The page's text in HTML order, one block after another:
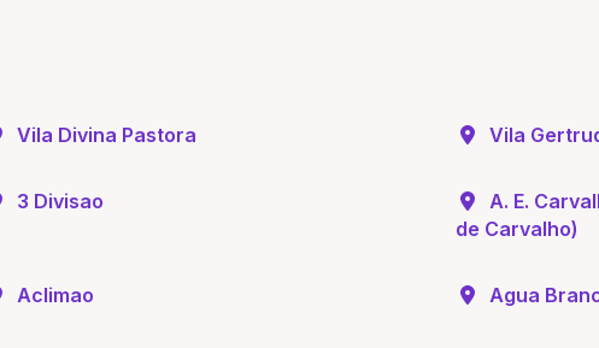
Vila Divina Pastora Vila
3 Divisao
A. E.
de Carvalho)
Aclimao Agua